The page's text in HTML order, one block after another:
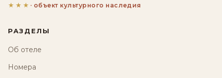
★★★ · объект культурного наследия
РАЗДЕЛЫ
Об отеле
Номера